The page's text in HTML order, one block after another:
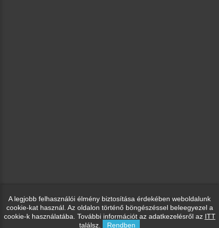
A legjobb felhasználói élmény biztosítása érdekében weboldalunk
cookie-kat használ. Az oldalon történő böngészéssel beleegyezel a
cookie-k használatába. További információt az adatkezelésről az ITT
találsz.
Rendben